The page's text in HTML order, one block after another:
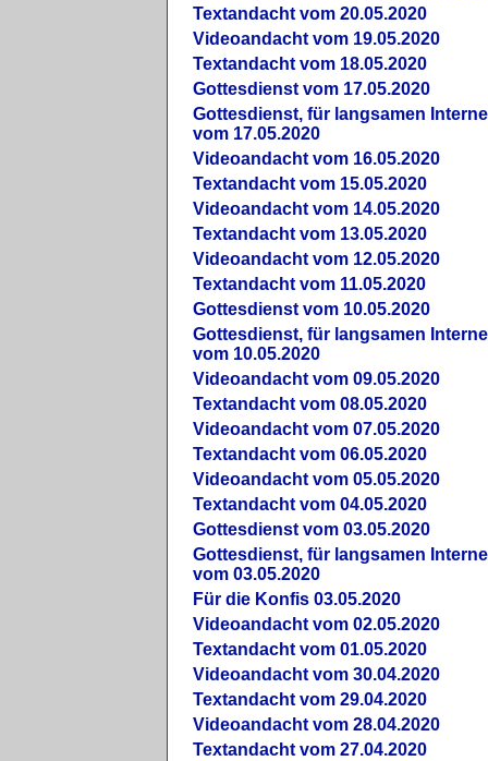
Textandacht vom 20.05.2020
Videoandacht vom 19.05.2020
Textandacht vom 18.05.2020
Gottesdienst vom 17.05.2020
Gottesdienst, für langsamen
vom 17.05.2020
Videoandacht vom 16.05.2020
Textandacht vom 15.05.2020
Videoandacht vom 14.05.2020
Textandacht vom 13.05.2020
Videoandacht vom 12.05.2020
Textandacht vom 11.05.2020
Gottesdienst vom 10.05.2020
Gottesdienst, für langsamen
vom 10.05.2020
Videoandacht vom 09.05.2020
Textandacht vom 08.05.2020
Videoandacht vom 07.05.2020
Textandacht vom 06.05.2020
Videoandacht vom 05.05.2020
Textandacht vom 04.05.2020
Gottesdienst vom 03.05.2020
Gottesdienst, für langsamen
vom 03.05.2020
Für die Konfis 03.05.2020
Videoandacht vom 02.05.2020
Textandacht vom 01.05.2020
Videoandacht vom 30.04.2020
Textandacht vom 29.04.2020
Videoandacht vom 28.04.2020
Textandacht vom 27.04.2020